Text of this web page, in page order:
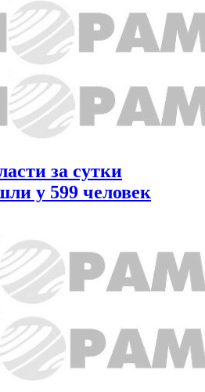
за сутки
у 599 человек